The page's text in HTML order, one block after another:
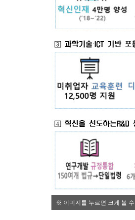
※ 이미지를 누르면 크게 볼